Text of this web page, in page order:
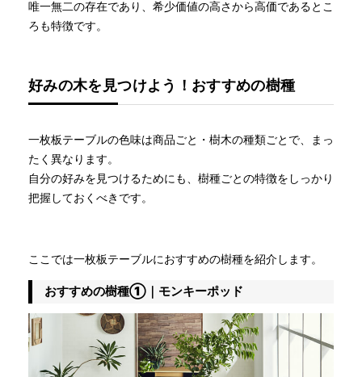
唯一無二の存在であり、希少価値の高さから高価であるとこ
ろも特徴です。
好みの木を見つけよう！おすすめの樹種
一枚板テーブルの色味は商品ごと・樹木の種類ごとで、まっ
たく異なります。
自分の好みを見つけるためにも、樹種ごとの特徴をしっかり
把握しておくべきです。
ここでは一枚板テーブルにおすすめの樹種を紹介します。
おすすめの樹種①｜モンキーポッド